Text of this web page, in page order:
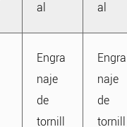
al
al
Engra
naje
de
tornill
Engra
naje
de
tornill